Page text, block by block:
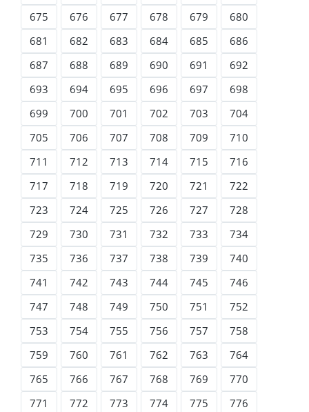
675
676 677 678 679
680
681
682 683 684 685
686
687
688 689 690 691
692
693
694 695 696 697
698
699
700 701 702 703
704
705
706 707 708 709
710
711
712 713 714 715
716
717
718 719 720 721
722
723
724 725 726 727
728
729
730 731 732 733
734
735
736 737 738 739
740
741
742 743 744 745
746
747
748 749 750 751
752
753
754 755 756 757
758
759
760 761 762 763
764
765
766 767 768 769
770
771
772 773 774 775
776